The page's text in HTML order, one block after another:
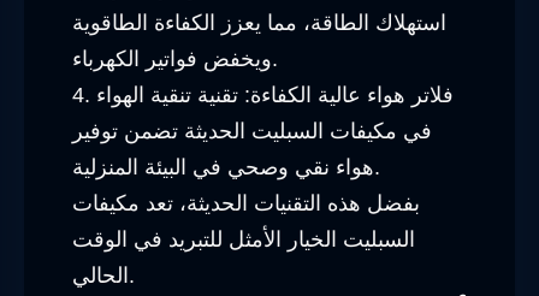
استهلاك الطاقة، مما يعزز الكفاءة الطاقوية
ويخفض فواتير الكهرباء.
4. فلاتر هواء عالية الكفاءة: تقنية تنقية الهواء
في مكيفات السبليت الحديثة تضمن توفير
هواء نقي وصحي في البيئة المنزلية.
بفضل هذه التقنيات الحديثة، تعد مكيفات
السبليت الخيار الأمثل للتبريد في الوقت
الحالي.